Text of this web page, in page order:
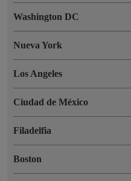
Washington DC
Nueva York
Los Angeles
Ciudad de México
Filadelfia
Boston